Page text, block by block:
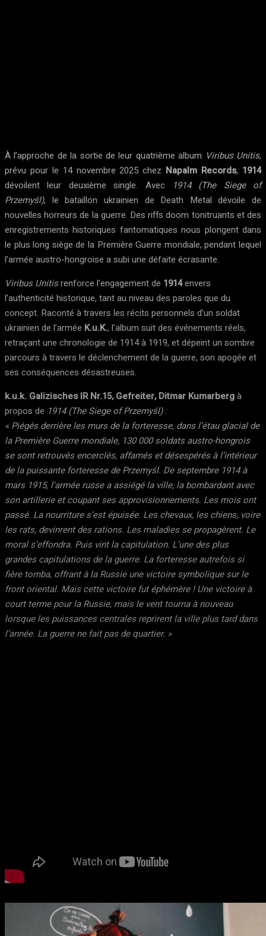
À l’approche de la sortie de leur quatrième album Viribus Unitis,
prévu pour le 14 novembre 2025 chez Napalm Records, 1914
dévoilent leur deuxième single. Avec
1914 (The Siege of
Przemyśl), le bataillon ukrainien de Death Metal dévoile de
nouvelles horreurs de la guerre. Des riffs doom tonitruants et des
enregistrements historiques fantomatiques nous plongent dans
le plus long siège de la Première Guerre mondiale, pendant lequel
l’armée austro-hongroise a subi une défaite écrasante.
Viribus Unitisrenforce l’engagement de 1914envers
l’authenticité historique, tant au niveau des paroles que du
concept. Raconté à travers les récits personnels d’un soldat
ukrainien de l’armée K.u.K., l’album suit des événements réels,
retraçant une chronologie de 1914 à 1919, et dépeint un sombre
parcours à travers le déclenchement de la guerre, son apogée et
ses conséquences désastreuses.
k.u.k. Galizisches IR Nr.15, Gefreiter, Ditmar Kumarbergà
propos de 1914 (The Siege of Przemyśl):
« Piégés derrière les murs de la forteresse, dans l’étau glacial de
la Première Guerre mondiale, 130 000 soldats austro-hongrois
se sont retrouvés encerclés, affamés et désespérés à l’intérieur
de la puissante forteresse de Przemyśl. De septembre 1914 à
mars 1915, l’armée russe a assiégé la ville, la bombardant avec
son artillerie et coupant ses approvisionnements. Les mois ont
passé. La nourriture s’est épuisée. Les chevaux, les chiens, voire
les rats, devinrent des rations. Les maladies se propagèrent. Le
moral s’effondra. Puis vint la capitulation. L’une des plus
grandes capitulations de la guerre. La forteresse autrefois si
fière tomba, offrant à la Russie une victoire symbolique sur le
front oriental. Mais cette victoire fut éphémère ! Une victoire à
court terme pour la Russie, mais le vent tourna à nouveau
lorsque les puissances centrales reprirent la ville plus tard dans
l’année. La guerre ne fait pas de quartier. »